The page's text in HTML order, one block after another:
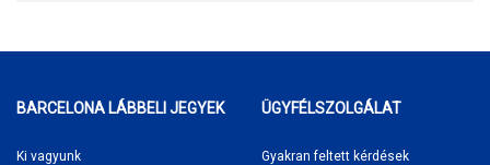
BARCELONA LÁBBELI JEGYEK
Ki vagyunk
ÜGYFÉLSZOLGÁLAT
Gyakran feltett kérdések